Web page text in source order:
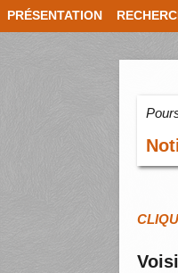
PRÉSENTATION